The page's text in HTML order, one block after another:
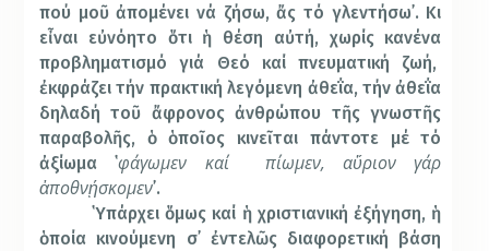
πού μοῦ ἀπομένει νά ζήσω, ἄς τό γλεντήσω᾽. Κι
εἶναι εὐνόητο ὅτι ἡ θέση αὐτή, χωρίς κανένα
προβληματισμό γιά Θεό καί πνευματική ζωή,
ἐκφράζει τήν πρακτική λεγόμενη ἀθεΐα, τήν ἀθεΐα
δηλαδή τοῦ ἄφρονος ἀνθρώπου τῆς γνωστῆς
παραβολῆς, ὁ ὁποῖος κινεῖται πάντοτε μέ τό
ἀξίωμα ῾φάγωμεν καί πίωμεν, αὔριον γάρ
ἀποθνῄσκομεν᾽.
῾Υπάρχει ὅμως καί ἡ χριστιανική ἐξήγηση, ἡ
ὁποία κινούμενη σ᾽ ἐντελῶς διαφορετική βάση